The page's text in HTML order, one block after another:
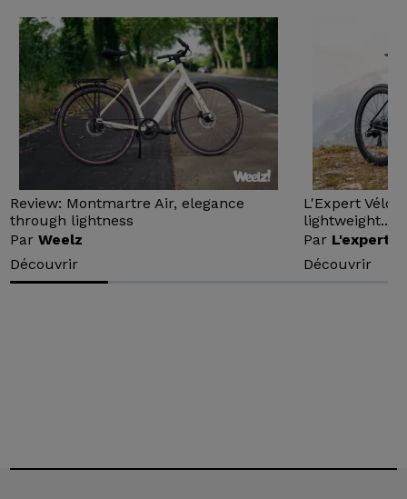
Review: Montmartre Air, elegance
through lightness
ParWeelz
Découvrir
L'Expert Vélo
lightweight...
Par L'expert
Découvrir